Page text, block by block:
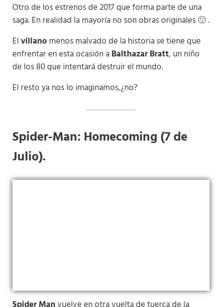
Otro de los estrenos de 2017 que forma parte de una
saga. En realidad la mayoría no son obras originales 🙁 .
Elvillano menos malvado de la historia se tiene que
enfrentar en esta ocasión aBalthazar Bratt, un niño
de los 80 que intentará destruir el mundo.
El resto ya nos lo imaginamos,¿no?
Spider-Man: Homecoming (7 de
Julio).